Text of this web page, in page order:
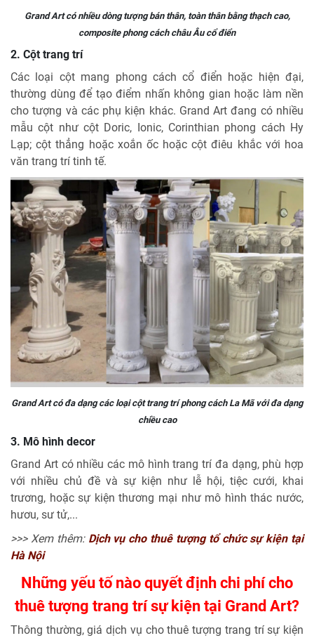
Grand Art có nhiều dòng tượng bán thân, toàn thân bằng thạch cao,
composite phong cách châu Âu cổ điển
2. Cột trang trí
Các loại cột mang phong cách cổ điển hoặc hiện đại,
thường dùng để tạo điểm nhấn không gian hoặc làm nền
cho tượng và các phụ kiện khác. Grand Art đang có nhiều
mẫu cột như cột Doric, Ionic, Corinthian phong cách Hy
Lạp; cột thẳng hoặc xoắn ốc hoặc cột điêu khắc với hoa
văn trang trí tinh tế.
Grand Art có đa dạng các loại cột trang trí phong cách La Mã với đa dạng
chiều cao
3. Mô hình decor
Grand Art có nhiều các mô hình trang trí đa dạng, phù hợp
với nhiều chủ đề và sự kiện như lễ hội, tiệc cưới, khai
trương, hoặc sự kiện thương mại như mô hình thác nước,
hươu, sư tử,...
>>> Xem thêm: Dịch vụ cho thuê tượng tổ chức sự kiện tại
Hà Nội
Những yếu tố nào quyết định chi phí cho
thuê tượng trang trí sự kiện tại Grand Art?
Thông thường, giá dịch vụ cho thuê tượng trang trí sự kiện